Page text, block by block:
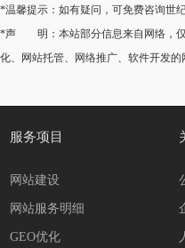
*温馨提示：如有疑问，可免费咨询世
*声 明：本站部分信息来自网络，仅
化、网站托管、网络推广、软件开发
服务项目
网站建设
网站服务明细
GEO优化